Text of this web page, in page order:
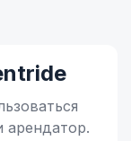
арендатор.